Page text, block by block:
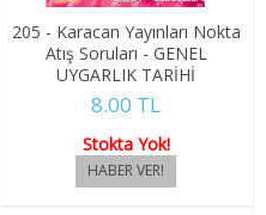
205 - Karacan Yayınları Nokta
Atış Soruları - GENEL
UYGARLIK TARİHİ
8.00 TL
Stokta Yok!